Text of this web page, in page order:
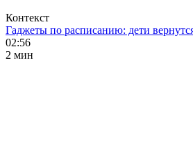
Контекст
Гаджеты по расписанию: дети
02:56
2 мин